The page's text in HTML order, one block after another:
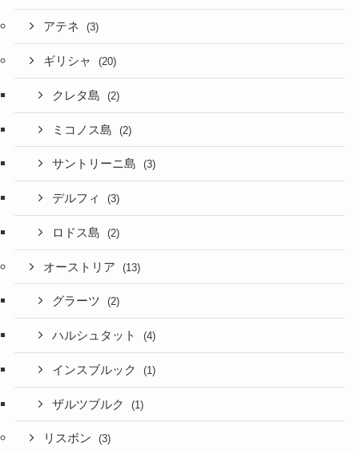
アテネ (3)
ギリシャ (20)
クレタ島 (2)
ミコノス島 (2)
サントリーニ島 (3)
デルフィ (3)
ロドス島 (2)
オーストリア (13)
グラーツ (2)
ハルシュタット (4)
インスブルック (1)
ザルツブルク (1)
リスボン (3)